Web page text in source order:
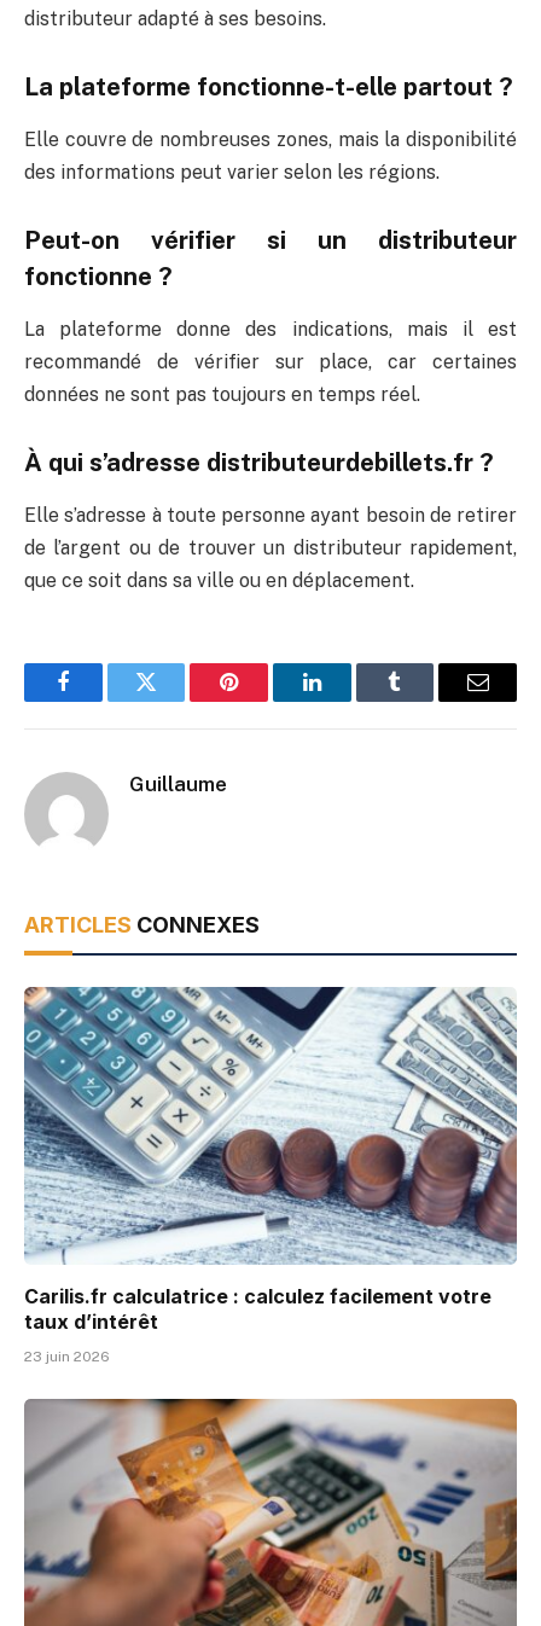
distributeur adapté à ses besoins.
La plateforme fonctionne-t-elle partout ?
Elle couvre de nombreuses zones, mais la disponibilité
des informations peut varier selon les régions.
Peut-on vérifier si un distributeur
fonctionne ?
La plateforme donne des indications, mais il est
recommandé de vérifier sur place, car certaines
données ne sont pas toujours en temps réel.
À qui s’adresse distributeurdebillets.fr ?
Elle s’adresse à toute personne ayant besoin de retirer
de l’argent ou de trouver un distributeur rapidement,
que ce soit dans sa ville ou en déplacement.
FacebookTwitter Pinterest LinkedInTumblr Email
Guillaume
ARTICLES CONNEXES
Carilis.fr calculatrice : calculez facilement votre
taux d’intérêt
23 juin 2026